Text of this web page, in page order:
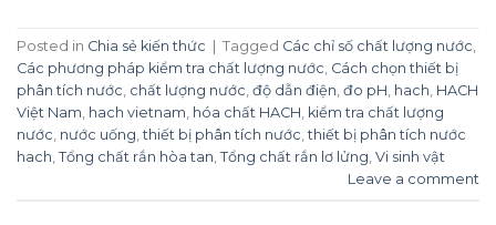
Posted in Chia sẻ kiến thức Tagged Các chỉ số chất lượng nước
Các phương pháp kiểm tra chất lượng nước Cách chọn thiết bị
phân tích nước chất lượng nước độ dẫn điện đo pH hach HACH
Việt Nam hach vietnam hóa chất HACH kiểm tra chất lượng
nước nước uống ,thiết bị phân tích nước ,thiết bị phân tích nước
hach Tổng chất rắn hòa tan Tổng chất rắn lơ lửng Vi sinh vật
Leave a comment